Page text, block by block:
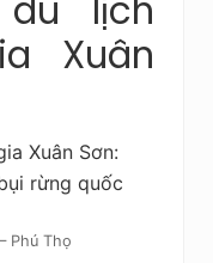
du lịch
Xuân
Phú Thọ